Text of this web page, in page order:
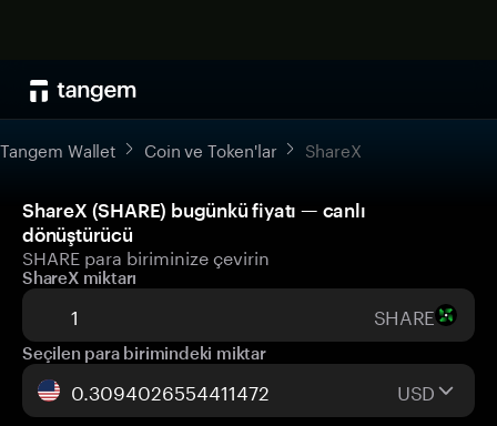
Tangem Wallet Coin ve Token'lar ShareX
ShareX (SHARE) bugünkü fiyatı — canlı
dönüştürücü
SHARE para biriminize çevirin
ShareX miktarı
SHARE
Seçilen para birimindeki miktar
USD